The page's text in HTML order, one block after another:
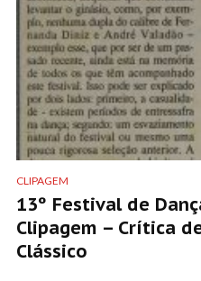
CLIPAGEM
13º Festival de
Clipagem – Crítica
Clássico